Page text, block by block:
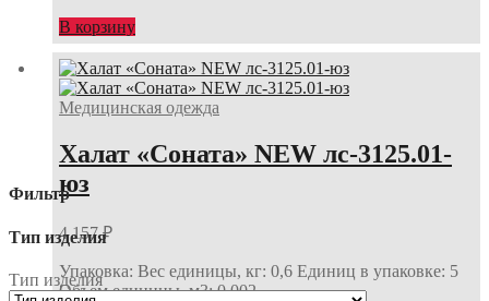
В корзину
Медицинская одежда
Халат «Соната» NEW лс-3125.01-
юз
4 157₽
Упаковка: Вес единицы, кг: 0,6 Единиц в упаковке: 5
Объем единицы, м3: 0,002
Фильтр
Тип изделия
Тип изделия